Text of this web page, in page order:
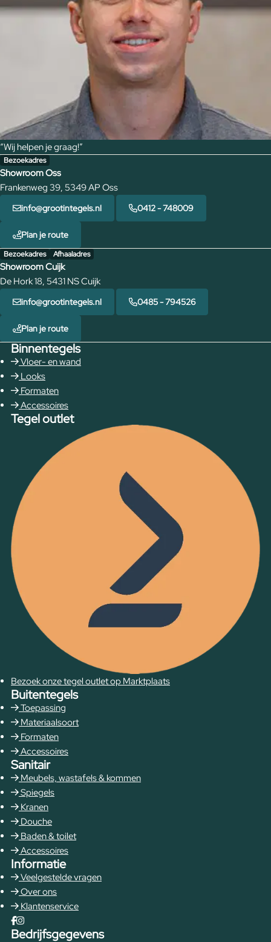
“Wij helpen je graag!”
Bezoekadres
Showroom Oss
Frankenweg 39, 5349 AP Oss
info@grootintegels.nl 0412 - 748009
Plan je route
Bezoekadres Afhaaladres
Showroom Cuijk
De Hork 18, 5431 NS Cuijk
info@grootintegels.nl 0485 - 794526
Plan je route
Binnentegels
Vloer- en wand
Looks
Formaten
Accessoires
Tegel outlet
Bezoek onze tegel outlet op Marktplaats
Buitentegels
Toepassing
Materiaalsoort
Formaten
Accessoires
Sanitair
Meubels, wastafels & kommen
Spiegels
Kranen
Douche
Baden & toilet
Accessoires
Informatie
Veelgestelde vragen
Over ons
Klantenservice
Bedrijfsgegevens